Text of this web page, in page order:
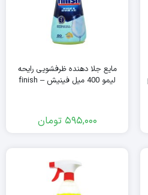
مایع جلا دهنده ظرفشویی رایحه
لیمو 400 میل فینیش – finish
595,000 تومان